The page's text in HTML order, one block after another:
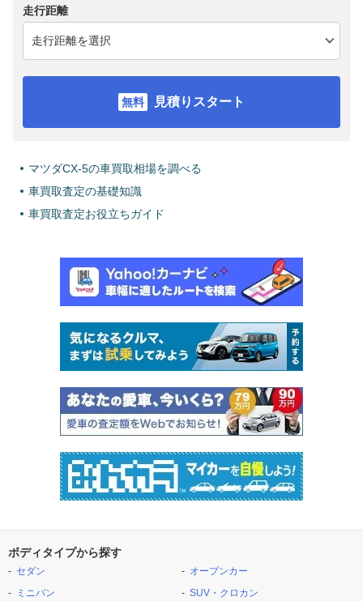
走行距離
見積りスタート
マツダCX-5の車買取相場を調べる
車買取査定の基礎知識
車買取査定お役立ちガイド
ボディタイプから探す
セダン
ミニバン
オープンカー
SUV・クロカン